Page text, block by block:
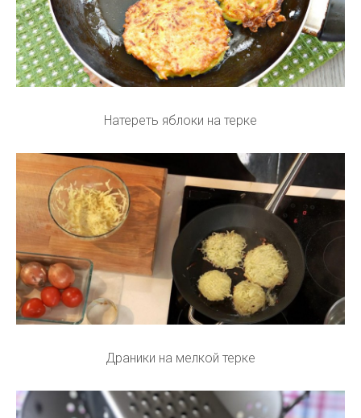
Натереть яблоки на терке
Драники на мелкой терке